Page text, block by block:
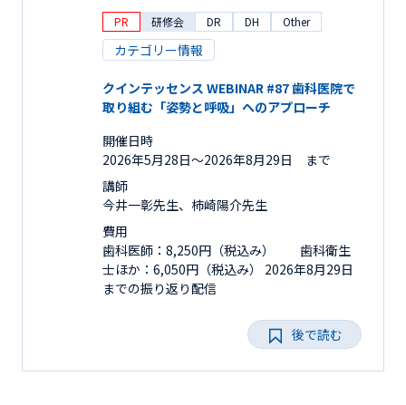
PR 研修会 DR DH Other
カテゴリー情報
クインテッセンス WEBINAR #87 歯科医院で
取り組む「姿勢と呼吸」へのアプローチ
開催日時
2026年5月28日〜2026年8月29日 まで
講師
今井一彰先生、柿崎陽介先生
費用
歯科医師：8,250円（税込み） 歯科衛生
士ほか：6,050円（税込み） 2026年8月29日
までの振り返り配信
後で読む